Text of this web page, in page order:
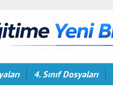
4. Sınıf Dosyaları